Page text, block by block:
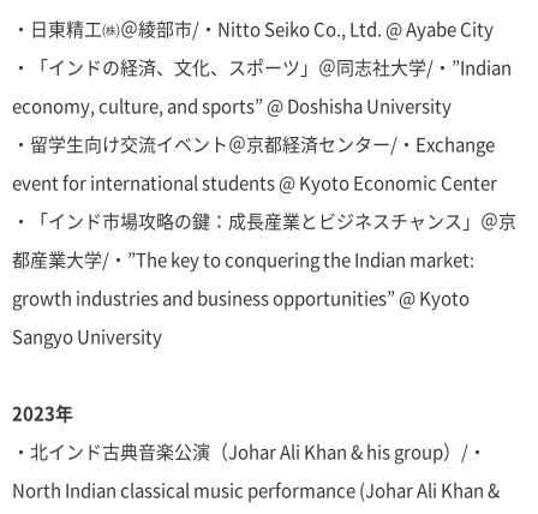
・日東精工㈱＠綾部市/・Nitto Seiko Co., Ltd. @ Ayabe City
・「インドの経済、文化、スポーツ」＠同志社大学/・”Indian
economy, culture, and sports” @ Doshisha University
・留学生向け交流イベント＠京都経済センター/・Exchange
event for international students @ Kyoto Economic Center
・「インド市場攻略の鍵：成長産業とビジネスチャンス」＠京
都産業大学/・”The key to conquering the Indian market:
growth industries and business opportunities” @ Kyoto
Sangyo University
2023年
・北インド古典音楽公演（Johar Ali Khan & his group）/・
North Indian classical music performance (Johar Ali Khan &